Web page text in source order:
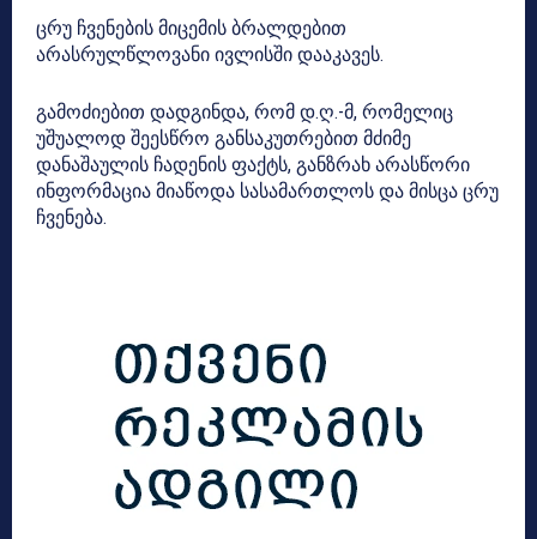
ცრუ ჩვენების მიცემის ბრალდებით
არასრულწლოვანი ივლისში დააკავეს.
გამოძიებით დადგინდა, რომ დ.ღ.-მ, რომელიც
უშუალოდ შეესწრო განსაკუთრებით მძიმე
დანაშაულის ჩადენის ფაქტს, განზრახ არასწორი
ინფორმაცია მიაწოდა სასამართლოს და მისცა ცრუ
ჩვენება.